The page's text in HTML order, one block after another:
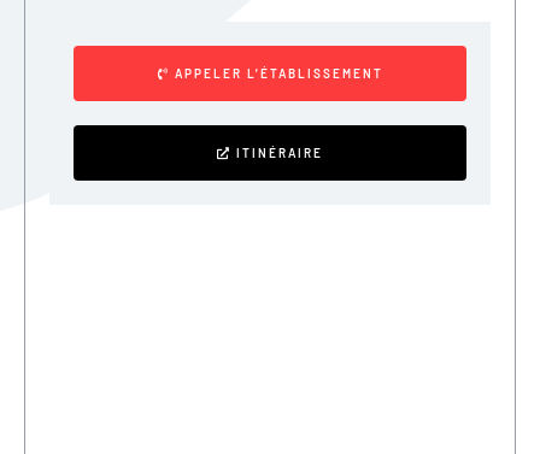
APPELER L'ÉTABLISSEMENT
ITINÉRAIRE